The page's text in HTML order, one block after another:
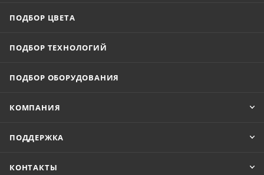
ПОДБОР ЦВЕТА
ПОДБОР ТЕХНОЛОГИЙ
ПОДБОР ОБОРУДОВАНИЯ
КОМПАНИЯ
ПОДДЕРЖКА
КОНТАКТЫ